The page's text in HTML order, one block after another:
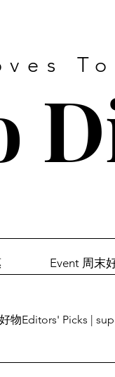
Event 周末
物Editors' Picks |